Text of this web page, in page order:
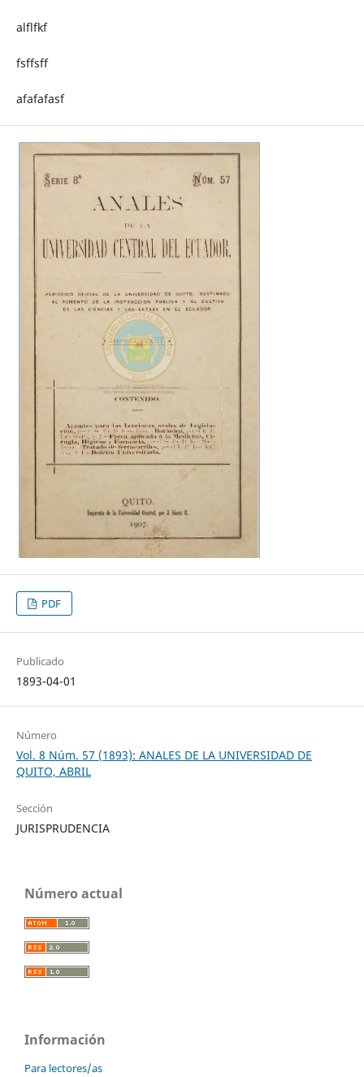
alflfkf
fsffsff
afafafasf
PDF
Publicado
1893-04-01
Número
Vol. 8 Núm. 57 (1893): ANALES DE LA UNIVERSIDAD DE
QUITO, ABRIL
Sección
JURISPRUDENCIA
Número actual
Información
Para lectores/as